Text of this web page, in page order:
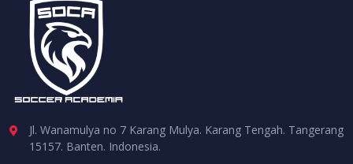
Jl. Wanamulya no 7 Karang Mulya. Karang Tengah. Tangerang
15157. Banten. Indonesia.